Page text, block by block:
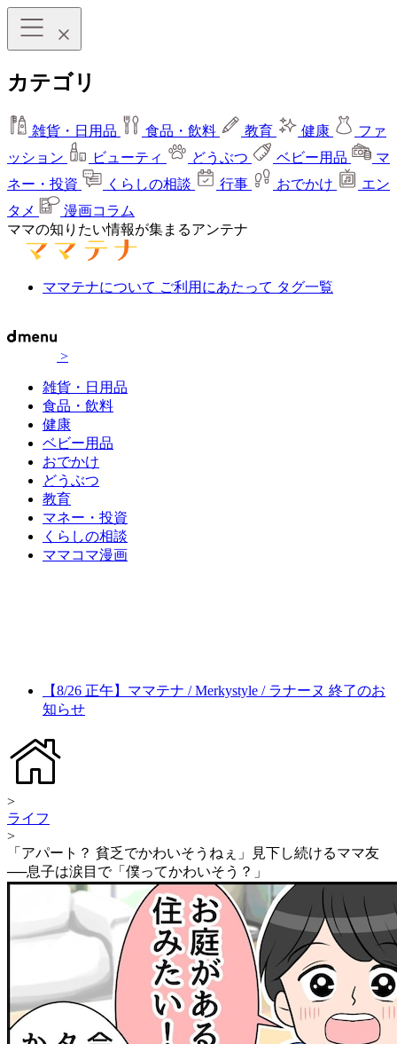
カテゴリ
雑貨・日用品 食品・飲料 教育 健康
ファ
ッション
ビューティ どうぶつ ベビー用品
マ
ネー・投資
くらしの相談 行事 おでかけ
エン
タメ
漫画コラム
ママの知りたい情報が集まるアンテナ
ママテナについて ご利用にあたって タグ一覧
>
雑貨・日用品
食品・飲料
健康
ベビー用品
おでかけ
どうぶつ
教育
マネー・投資
くらしの相談
ママコマ漫画
【8/26 正午】ママテナ / Merkystyle / ラナーヌ 終了のお
知らせ
>
ライフ
>
「アパート？ 貧乏でかわいそうねぇ」見下し続けるママ友
──息子は涙目で「僕ってかわいそう？」